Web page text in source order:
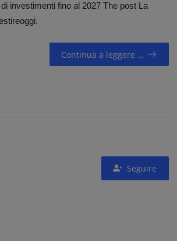
investimenti fino al 2027 The post La
Continua a leggere ...
Seguire